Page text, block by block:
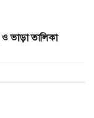
ভাড়া তালিকা